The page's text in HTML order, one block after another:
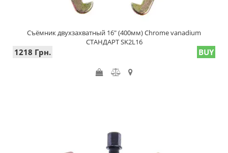
Съёмник двухзахватный 16" (400мм) Chrome vanadium
СТАНДАРТ SK2L16
1218 Грн. BUY